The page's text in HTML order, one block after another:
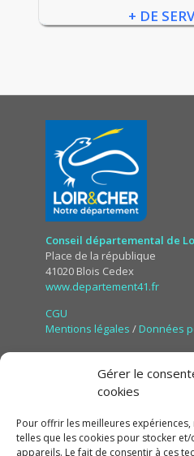
+ DE
Conseil départemental de
Place de la république
41020 Blois Cedex
www.departement41.fr
CGU
Mentions légales / Données
Gérer le
cookies
Pour offrir les meilleures
telles que les cookies pour stocker
appareils. Le fait de consentir à ces